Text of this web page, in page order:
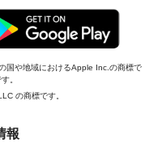
国や地域におけるApple Inc.の商標で
。
の商標です。
報